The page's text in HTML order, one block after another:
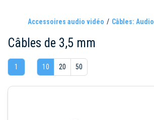
Accessoires audio vidéo Câbles: Audio
Câbles de 3,5 mm
1 10 20 50